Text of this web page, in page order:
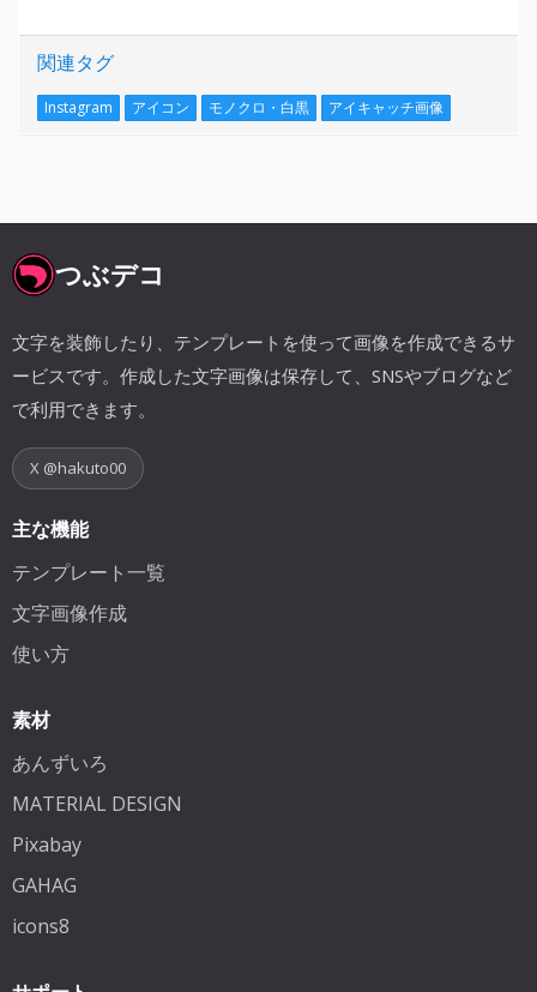
関連タグ
Instagram アイコン モノクロ・白黒 アイキャッチ画像
つぶデコ
文字を装飾したり、テンプレートを使って画像を作成できるサ
ービスです。作成した文字画像は保存して、SNSやブログなど
で利用できます。
X @hakuto00
主な機能
テンプレート一覧
文字画像作成
使い方
素材
あんずいろ
MATERIAL DESIGN
Pixabay
GAHAG
icons8